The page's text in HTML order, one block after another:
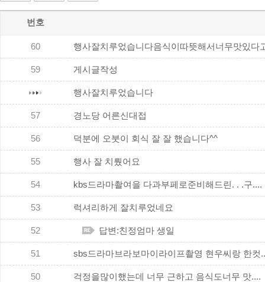
번호
60 행사잘치루었습니다음식이따뜻해서너무맛있다
59 게시글작성
행사잘치루었습니다
57 경노당 어른신대접
56 덕분에 오붓이 회식 잘 잘 했습니다^^
55 행사 잘 치뤘어요
54 kbs드라마촬여을 다과부페로준비해드린. . .구....
53 럭셔리하게 잘치루었네요
52 답변:친정엄마 생일
51 sbs드라마브라보마이라이프촬영 현우씨랑 한컷
50 걱정을많이했는데 너무 근하고 음식도너무 맛....